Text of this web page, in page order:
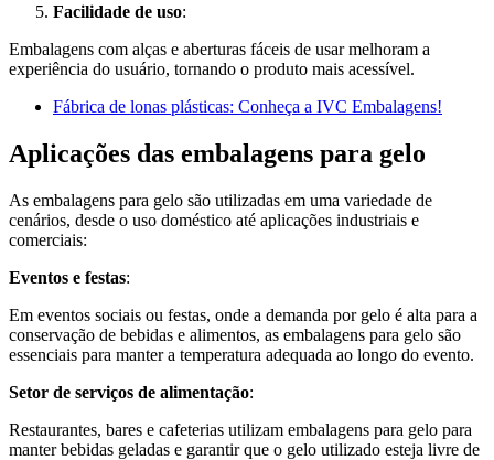
Facilidade de uso:
Embalagens com alças e aberturas fáceis de usar melhoram a
experiência do usuário, tornando o produto mais acessível.
Fábrica de lonas plásticas: Conheça a IVC Embalagens!
Aplicações das embalagens para gelo
As embalagens para gelo são utilizadas em uma variedade de
cenários, desde o uso doméstico até aplicações industriais e
comerciais:
Eventos e festas:
Em eventos sociais ou festas, onde a demanda por gelo é alta para a
conservação de bebidas e alimentos, as embalagens para gelo são
essenciais para manter a temperatura adequada ao longo do evento.
Setor de serviços de alimentação:
Restaurantes, bares e cafeterias utilizam embalagens para gelo para
manter bebidas geladas e garantir que o gelo utilizado esteja livre de